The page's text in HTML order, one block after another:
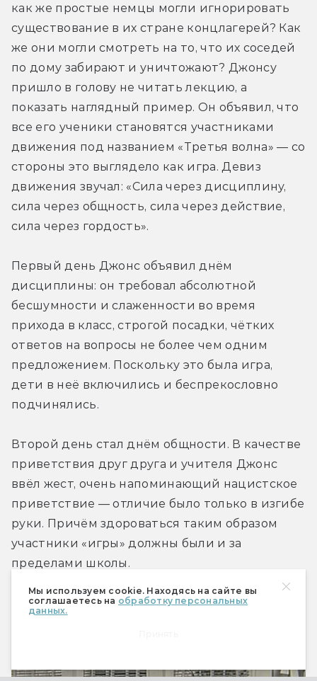
Мы используем cookie. Находясь на сайте вы
соглашаетесь на обработку персональных
данных.
как же простые немцы могли игнорировать
существование в их стране концлагерей? Как
же они могли смотреть на то, что их соседей
по дому забирают и уничтожают? Джонсу
пришло в голову не читать лекцию, а
показать наглядный пример. Он объявил, что
все его ученики становятся участниками
движения под названием «Третья волна» — со
стороны это выглядело как игра. Девиз
движения звучал: «Сила через дисциплину,
сила через общность, сила через действие,
сила через гордость».
Первый день Джонс объявил днём
дисциплины: он требовал абсолютной
бесшумности и слаженности во время
прихода в класс, строгой посадки, чётких
ответов на вопросы не более чем одним
предложением. Поскольку это была игра,
дети в неё включились и беспрекословно
подчинялись.
Второй день стал днём общности. В качестве
приветствия друг друга и учителя Джонс
ввёл жест, очень напоминающий нацистское
приветствие — отличие было только в изгибе
руки. Причём здороваться таким образом
участники «игры» должны были и за
пределами школы.